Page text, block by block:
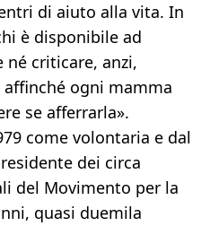
di aiuto alla vita. In
è disponibile ad
né criticare, anzi,
ogni mamma
se afferrarla».
come volontaria e dal
dei circa
del Movimento per la
quasi duemila